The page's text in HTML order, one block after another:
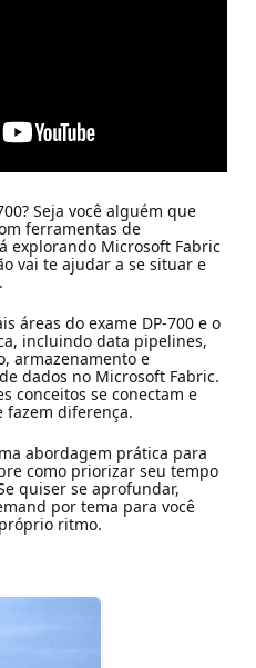
Seja você alguém que
ferramentas de
explorando Microsoft Fabric
vai te ajudar a se situar e
áreas do exame DP-700 e o
incluindo data pipelines,
armazenamento e
dados no Microsoft Fabric.
conceitos se conectam e
diferença.
abordagem prática para
como priorizar seu tempo
quiser se aprofundar,
por tema para você
ritmo.